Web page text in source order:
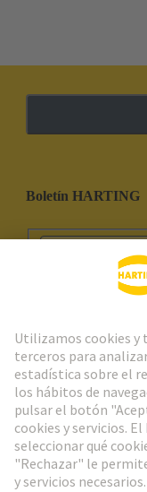
Boletín HARTING
Ir al registro
Social Media